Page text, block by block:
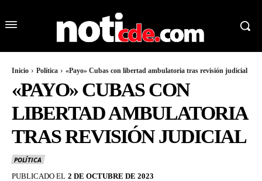
Inicio Política «Payo» Cubas con libertad ambulatoria tras revisión judicial
«PAYO» CUBAS CON
LIBERTAD AMBULATORIA
TRAS REVISIÓN JUDICIAL
POLÍTICA
PUBLICADO EL 2 DE OCTUBRE DE 2023